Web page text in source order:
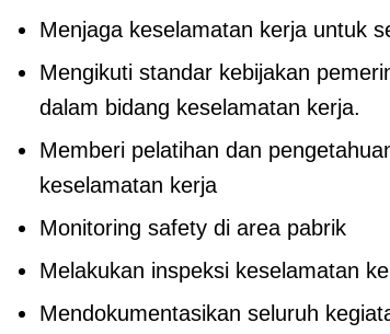
Menjaga keselamatan kerja untuk
Mengikuti standar kebijakan
dalam bidang keselamatan kerja.
Memberi pelatihan dan
keselamatan kerja
Monitoring safety di area pabrik
Melakukan inspeksi keselamatan
Mendokumentasikan seluruh